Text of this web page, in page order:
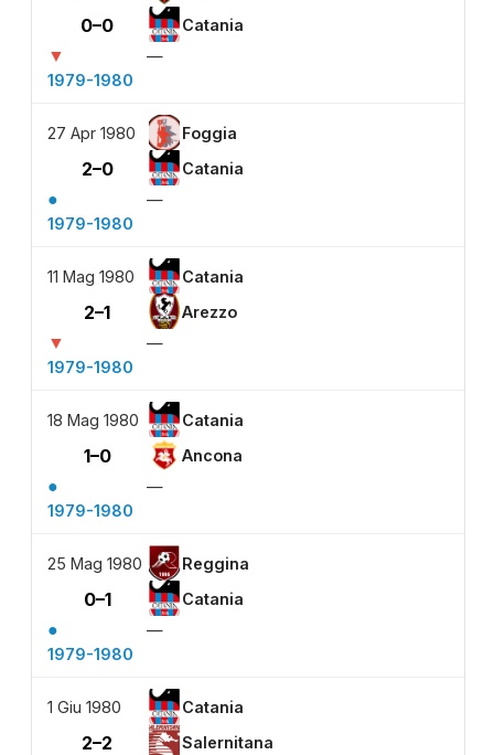
0–0 Catania
▼
—
1979-1980
27 Apr 1980 Foggia
2–0 Catania
●
—
1979-1980
11 Mag 1980 Catania
2–1 Arezzo
▼
—
1979-1980
18 Mag 1980 Catania
1–0 Ancona
●
—
1979-1980
25 Mag 1980 Reggina
0–1 Catania
●
—
1979-1980
1 Giu 1980 Catania
2–2 Salernitana